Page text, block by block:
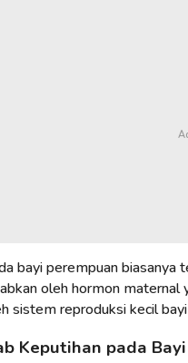
bayi perempuan
oleh hormon
sistem reproduksi kecil
Keputihan pada